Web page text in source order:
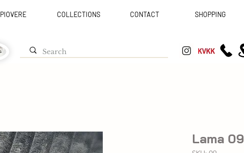
PIOVERE COLLECTIONS CONTACT SHOPPING
Lama 09